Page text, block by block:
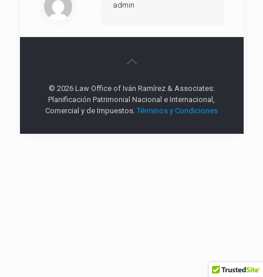
admin
© 2026 Law Office of Iván Ramírez & Associates:
Planificación Patrimonial Nacional e Internacional,
Comercial y de Impuestos.Términos y Condiciones